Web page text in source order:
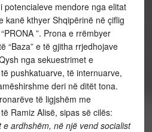
potencialeve mendore nga elitat
kanë kthyer Shqipërinë në çiflig
”. Prona e rrëmbyer
“Baza” e të gjitha rrjedhojave
nga sekuestrimet e
pushkatuarve, të internuarve,
deri në ditët tona.
të ligjshëm me
Ramiz Alisë, sipas së cilës:
ardhshëm, në një vend socialist